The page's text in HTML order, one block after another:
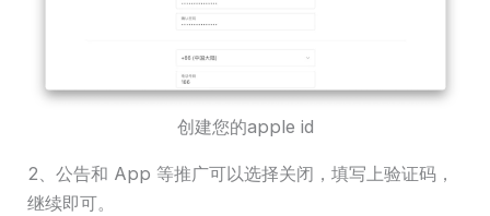
创建您的apple id
2、公告和 App 等推广可以选择关闭，填写上验证码，
继续即可。